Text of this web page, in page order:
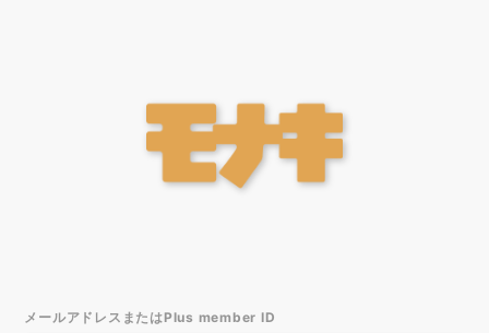
メールアドレスまたはPlus member ID